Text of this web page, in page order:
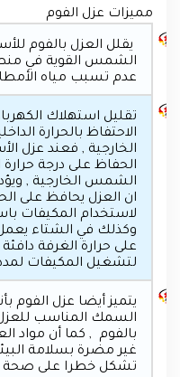
مميزات عزل الفوم
يقلل العزل بالفوم
الشمس القوية في
عدم تسبب مياه
تقليل استهلاك
الاحتفاظ بالحرارة
الخارجية , فعند عزل
الحفاظ على درجة حرارة
الشمس الخارجية ,
ان العزل يحافظ على
لاستخدام المكيفات
وكذلك في الشتاء
على حرارة الغرفة
لتشغيل المكيفات
يتميز أيضا عزل الفوم
السمك المناسب
بالفوم , كما أن مواد
غير مضرة بسلامة
تشكل خطرا على صحة